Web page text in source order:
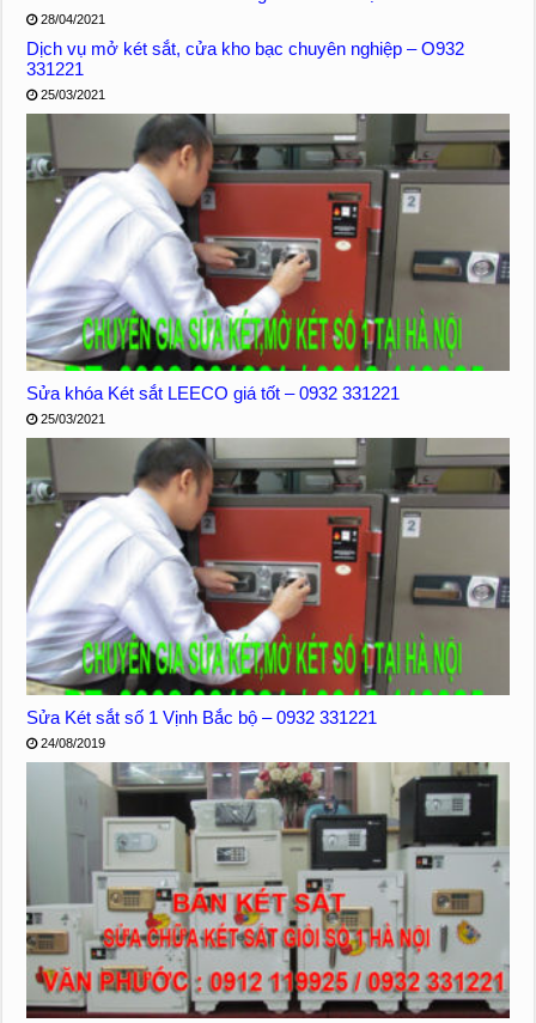
28/04/2021
Dịch vụ mở két sắt, cửa kho bạc chuyên nghiệp – O932
331221
25/03/2021
Sửa khóa Két sắt LEECO giá tốt – 0932 331221
25/03/2021
Sửa Két sắt số 1 Vịnh Bắc bộ – 0932 331221
24/08/2019